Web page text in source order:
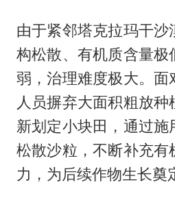
由于紧邻塔克拉玛干
构松散、有机质含量极
弱，治理难度极大。面
人员摒弃大面积粗放种
新划定小块田，通过施
松散沙粒，不断补充有
力，为后续作物生长奠